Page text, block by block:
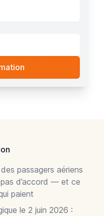
passagers aériens
pas d’accord — et ce
paient
le 2 juin 2026 :